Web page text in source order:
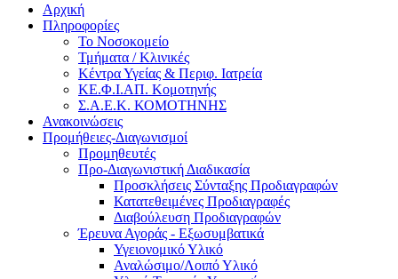
Αρχική
Πληροφορίες
Το Νοσοκομείο
Τμήματα / Κλινικές
Κέντρα Υγείας & Περιφ. Ιατρεία
ΚΕ.Φ.Ι.ΑΠ. Κομοτηνής
Σ.Α.Ε.Κ. ΚΟΜΟΤΗΝΗΣ
Ανακοινώσεις
Προμήθειες-Διαγωνισμοί
Προμηθευτές
Προ-Διαγωνιστική Διαδικασία
Προσκλήσεις Σύνταξης Προδιαγραφών
Κατατεθειμένες Προδιαγραφές
Διαβούλευση Προδιαγραφών
Έρευνα Αγοράς - Εξωσυμβατικά
Υγειονομικό Υλικό
Αναλώσιμο/Λοιπό Υλικό